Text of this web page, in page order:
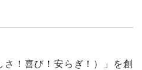
！喜び！安らぎ！）」を創